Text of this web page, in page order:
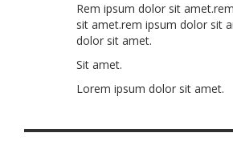
Rem ipsum dolor sit
sit amet.rem ipsum dolor sit
dolor sit amet.
Sit amet.
Lorem ipsum dolor sit amet.